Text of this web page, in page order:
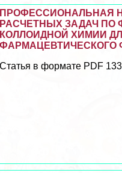
ПРОФЕССИОНАЛЬНАЯ
РАСЧЕТНЫХ ЗАДАЧ ПО
КОЛЛОИДНОЙ ХИМИИ
ФАРМАЦЕВТИЧЕСКОГО
Статья в формате PDF